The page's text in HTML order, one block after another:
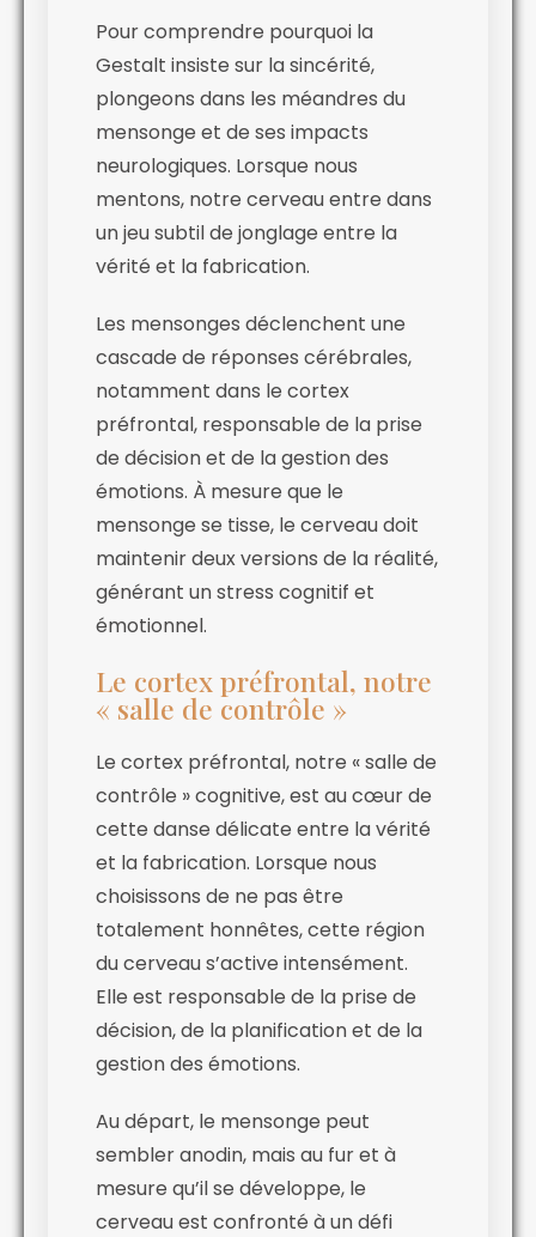
Pour comprendre pourquoi la
Gestalt insiste sur la sincérité,
plongeons dans les méandres du
mensonge et de ses impacts
neurologiques. Lorsque nous
mentons, notre cerveau entre dans
un jeu subtil de jonglage entre la
vérité et la fabrication.
Les mensonges déclenchent une
cascade de réponses cérébrales,
notamment dans le cortex
préfrontal, responsable de la prise
de décision et de la gestion des
émotions. À mesure que le
mensonge se tisse, le cerveau doit
maintenir deux versions de la réalité,
générant un stress cognitif et
émotionnel.
Le cortex préfrontal, notre
« salle de contrôle »
Le cortex préfrontal, notre « salle de
contrôle » cognitive, est au cœur de
cette danse délicate entre la vérité
et la fabrication. Lorsque nous
choisissons de ne pas être
totalement honnêtes, cette région
du cerveau s’active intensément.
Elle est responsable de la prise de
décision, de la planification et de la
gestion des émotions.
Au départ, le mensonge peut
sembler anodin, mais au fur et à
mesure qu’il se développe, le
cerveau est confronté à un défi